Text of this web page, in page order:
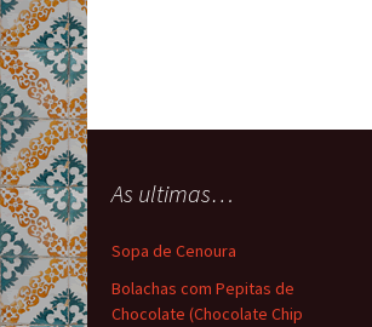
As ultimas…
Sopa de Cenoura
Bolachas com Pepitas de
Chocolate (Chocolate Chip